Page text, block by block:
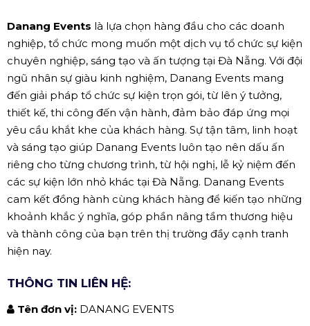
Danang Events là lựa chọn hàng đầu cho các doanh
nghiệp, tổ chức mong muốn một dịch vụ tổ chức sự kiện
chuyên nghiệp, sáng tạo và ấn tượng tại Đà Nẵng. Với đội
ngũ nhân sự giàu kinh nghiệm, Danang Events mang
đến giải pháp tổ chức sự kiện trọn gói, từ lên ý tưởng,
thiết kế, thi công đến vận hành, đảm bảo đáp ứng mọi
yêu cầu khắt khe của khách hàng. Sự tận tâm, linh hoạt
và sáng tạo giúp Danang Events luôn tạo nên dấu ấn
riêng cho từng chương trình, từ hội nghị, lễ kỷ niệm đến
các sự kiện lớn nhỏ khác tại Đà Nẵng. Danang Events
cam kết đồng hành cùng khách hàng để kiến tạo những
khoảnh khắc ý nghĩa, góp phần nâng tầm thương hiệu
và thành công của bạn trên thị trường đầy cạnh tranh
hiện nay.
THÔNG TIN LIÊN HỆ:
Tên đơn vị: DANANG EVENTS